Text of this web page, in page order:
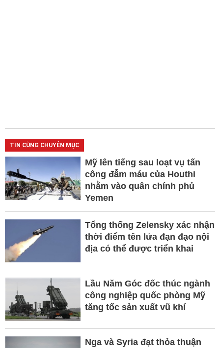
TIN CÙNG CHUYÊN MỤC
Mỹ lên tiếng sau loạt vụ tấn
công đẫm máu của Houthi
nhằm vào quân chính phủ
Yemen
Tổng thống Zelensky xác nhận
thời điểm tên lửa đạn đạo nội
địa có thể được triển khai
Lầu Năm Góc đốc thúc ngành
công nghiệp quốc phòng Mỹ
tăng tốc sản xuất vũ khí
Nga và Syria đạt thỏa thuận